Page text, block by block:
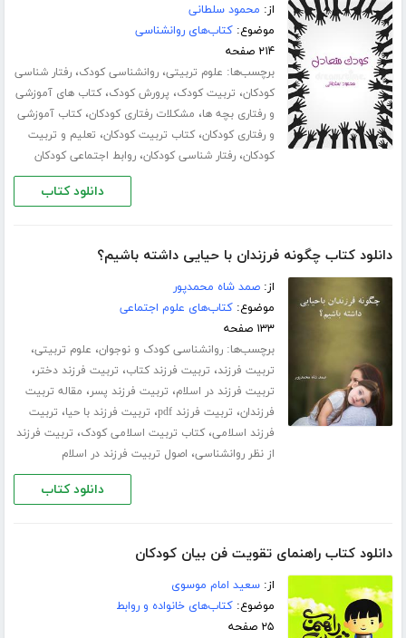
از: محمود سلطانی
موضوع:کتاب‌های روانشناسی
۲۱۴ صفحه
برچسب‌ها: علوم تربیتی،روانشناسی کودک،رفتار شناسی
کودکان، تربیت کودک، پرورش کودک،کتاب های آموزشی
و رفتاری بچه ها، مشکلات رفتاری کودکان،کتاب آموزشی
و رفتاری کودکان،کتاب تربیت کودکان، تعلیم و تربیت
کودکان،رفتار شناسی کودکان،روابط اجتماعی کودکان
دانلود کتاب
دانلود کتاب چگونه فرزندان با حیایی داشته باشیم؟
از:صمد شاه محمدپور
موضوع:کتاب‌های علوم اجتماعی
۱۳۳ صفحه
برچسب‌ها:روانشناسی کودک و نوجوان، علوم تربیتی،
تربیت فرزند، تربیت فرزند کتاب، تربیت فرزند دختر،
تربیت فرزند در اسلام، تربیت فرزند پسر، مقاله تربیت
فرزندان، تربیت فرزند pdf ، تربیت فرزند با حیا، تربیت
فرزند اسلامی،کتاب تربیت اسلامی کودک، تربیت فرزند
از نظر روانشناسی، اصول تربیت فرزند در اسلام
دانلود کتاب
دانلود کتاب راهنمای تقویت فن بیان کودکان
از:سعید امام موسوی
موضوع:کتاب‌های خانواده و روابط
۲۵ صفحه